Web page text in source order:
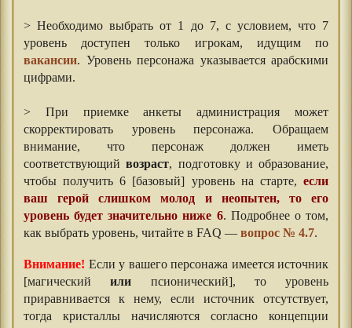
> Необходимо выбрать от 1 до 7, с условием, что 7
уровень доступен только игрокам, идущим по
вакансии. Уровень персонажа указывается арабскими
цифрами.
> При приемке анкеты администрация может
скорректировать уровень персонажа. Обращаем
внимание, что персонаж должен иметь
соответствующийвозраст, подготовку и образование,
чтобы получить 6 [базовый] уровень на старте, если
ваш герой слишком молод и неопытен, то его
уровень будет значительно ниже 6. Подробнее о том,
как выбрать уровень, читайте в FAQ — вопрос № 4.7.
Внимание! Если у вашего персонажа имеется источник
[магическийили псионический], то уровень
приравнивается к нему, если источник отсутствует,
тогда кристаллы начисляются согласно концепции